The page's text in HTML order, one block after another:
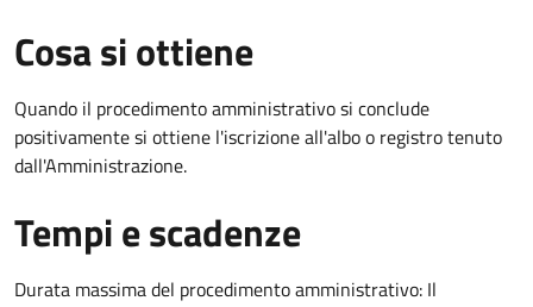
Cosa si ottiene
Quando il procedimento amministrativo si conclude
positivamente si ottiene l'iscrizione all'albo o registro tenuto
dall'Amministrazione.
Tempi e scadenze
Durata massima del procedimento amministrativo: Il